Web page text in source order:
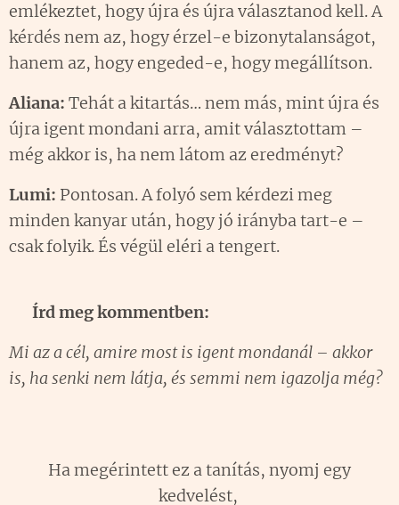
emlékeztet, hogy újra és újra választanod kell. A
kérdés nem az, hogy érzel-e bizonytalanságot,
hanem az, hogy engeded-e, hogy megállítson.
Aliana: Tehát a kitartás… nem más, mint újra és
újra igent mondani arra, amit választottam –
még akkor is, ha nem látom az eredményt?
Lumi: Pontosan. A folyó sem kérdezi meg
minden kanyar után, hogy jó irányba tart-e –
csak folyik. És végül eléri a tengert.
💬 Írd meg kommentben:
Mi az a cél, amire most is igent mondanál – akkor
is, ha senki nem látja, és semmi nem igazolja még?
🫵 Ha megérintett ez a tanítás, nyomj egy 👍
kedvelést,